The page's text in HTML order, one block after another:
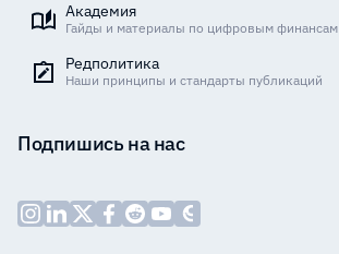
Академия
Гайды и материалы по цифровым финансам
Редполитика
Наши принципы и стандарты публикаций
Подпишись на нас